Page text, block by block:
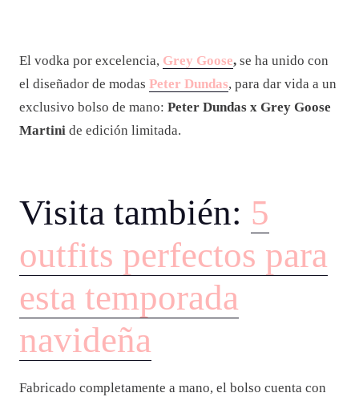
El vodka por excelencia, Grey Goose, se ha unido con
el diseñador de modas Peter Dundas, para dar vida a un
exclusivo bolso de mano: Peter Dundas x Grey Goose
Martini de edición limitada.
Visita también: 5
outfits perfectos para
esta temporada
navideña
Fabricado completamente a mano, el bolso cuenta con